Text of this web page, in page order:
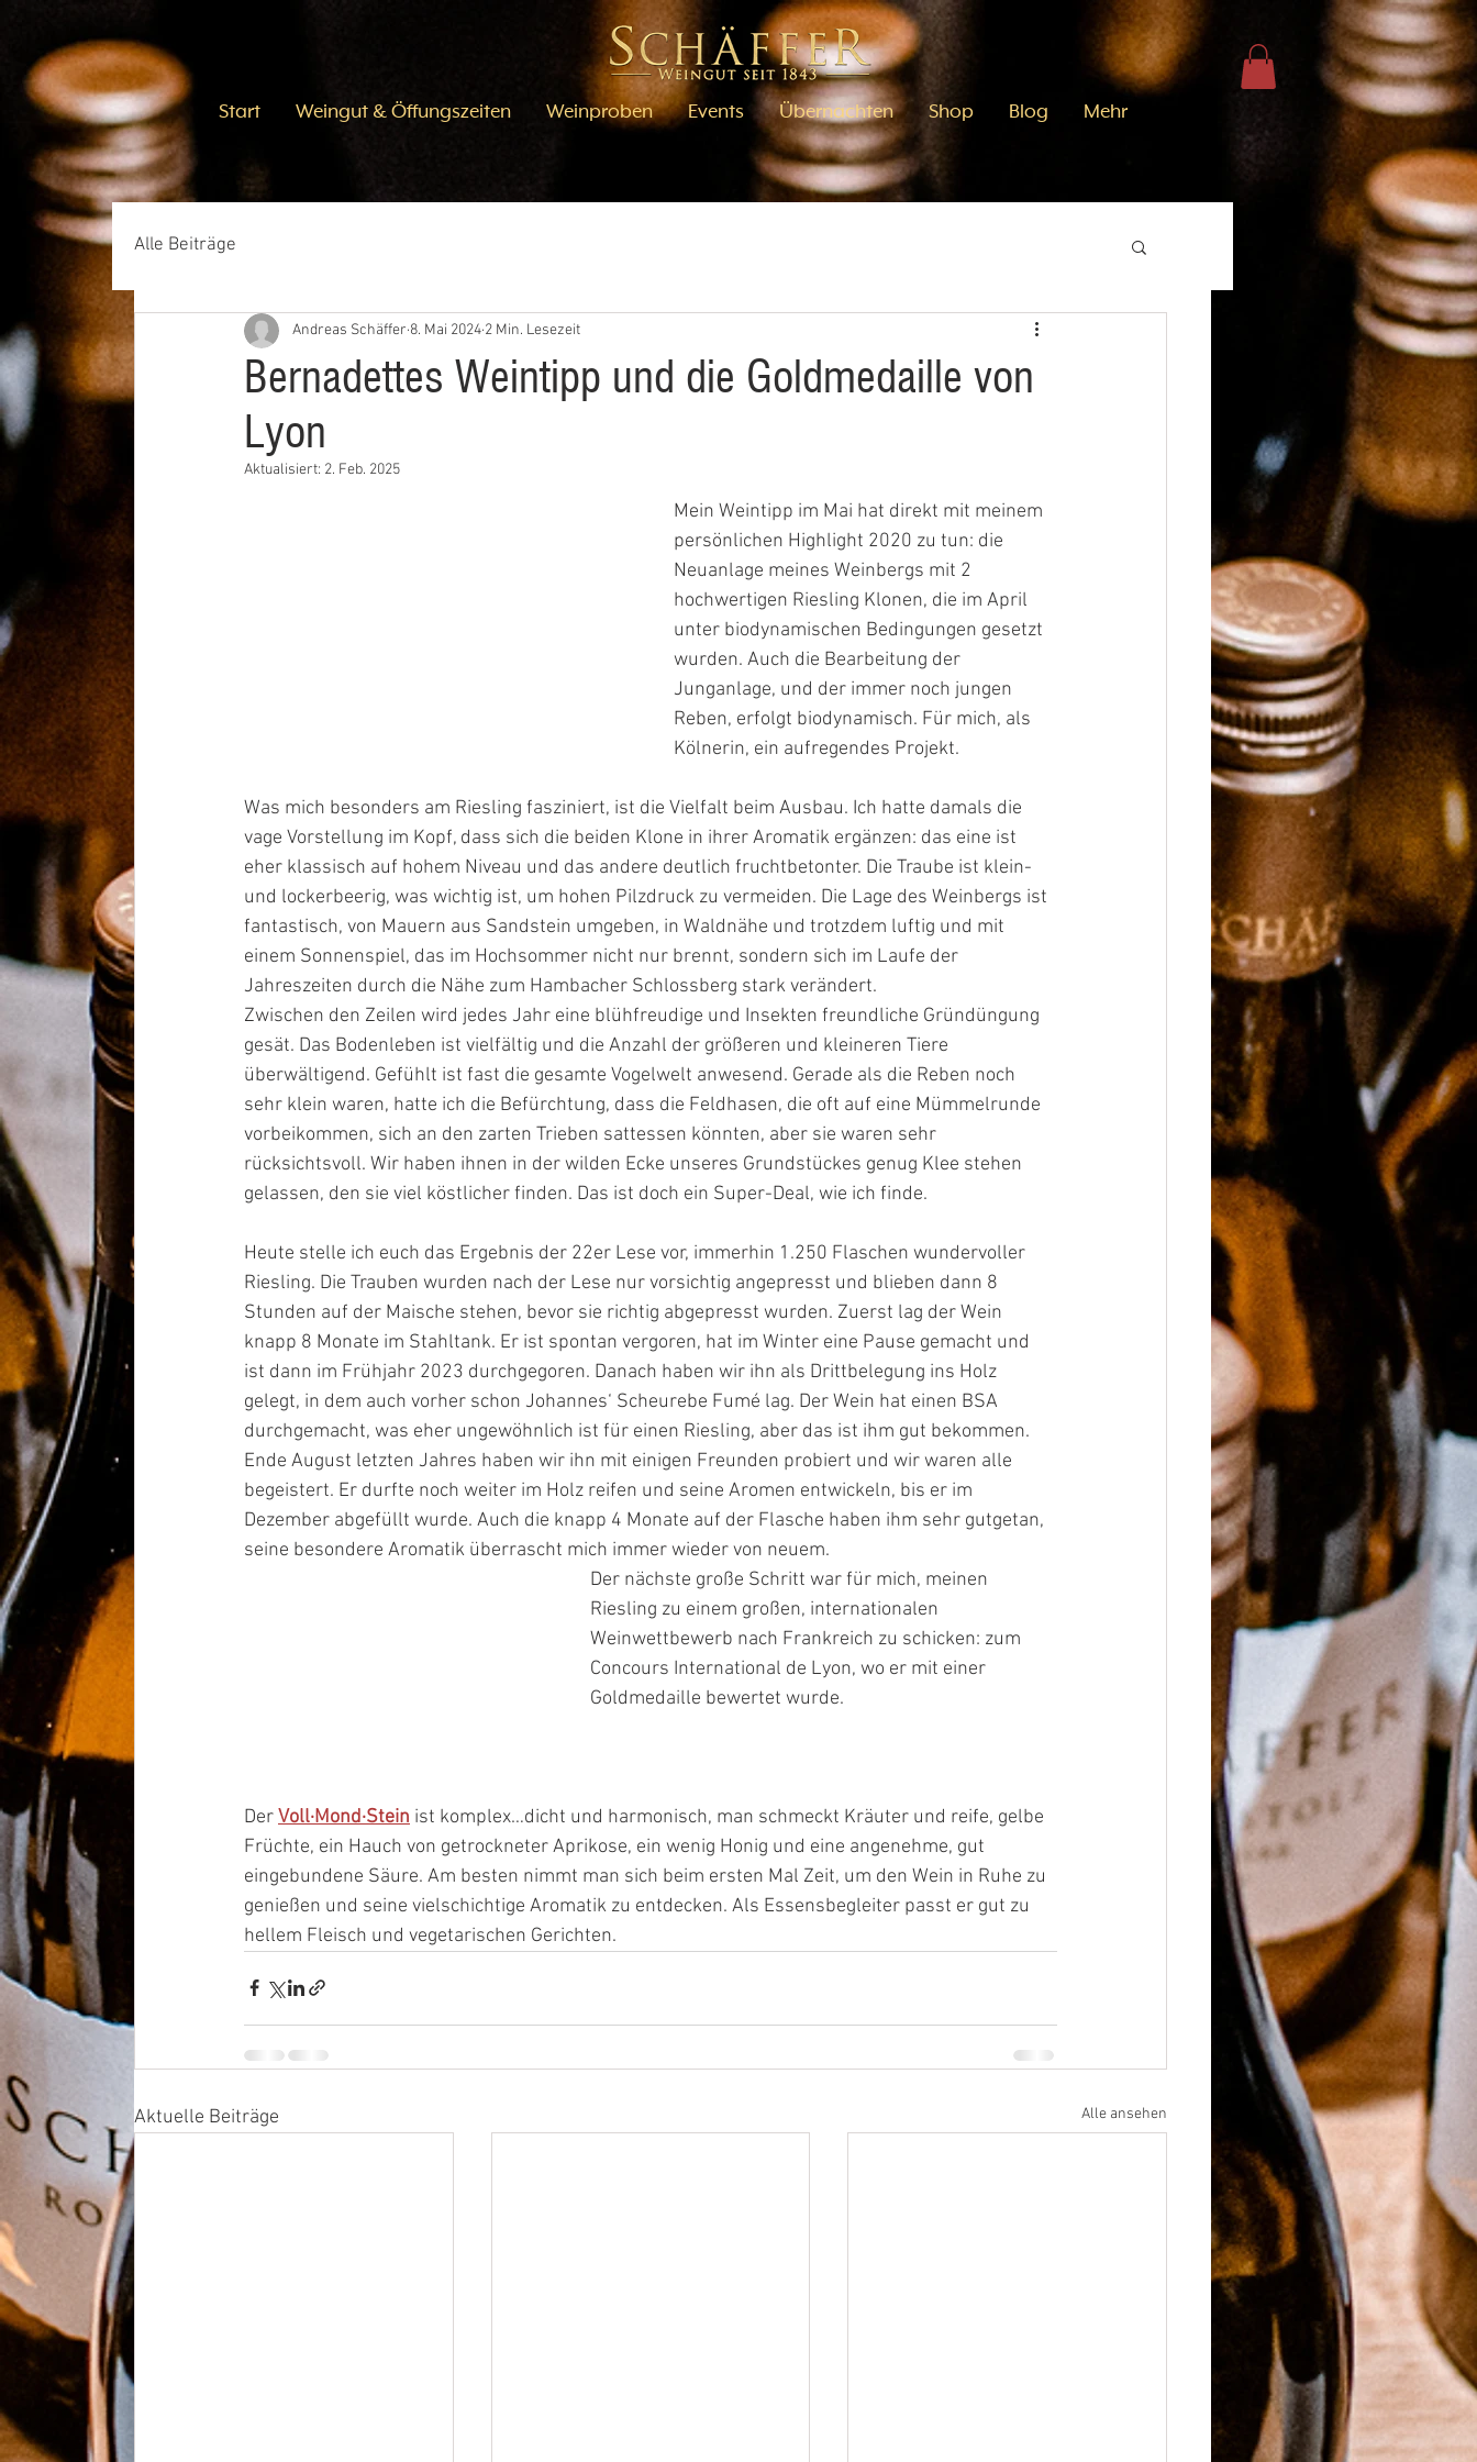
Start Weingut & Öffungszeiten Weinproben Events Übernachten Shop Blog Mehr
Alle Beiträge
Bernadettes Weintipp und die Goldmedaille von
Lyon
Andreas Schäffer 8. Mai 2024 2 Min. Lesezeit
Aktualisiert: 2. Feb. 2025
Mein Weintipp im Mai hat direkt mit meinem
persönlichen Highlight 2020 zu tun: die
Neuanlage meines Weinbergs mit 2
hochwertigen Riesling Klonen, die im April
unter biodynamischen Bedingungen gesetzt
wurden. Auch die Bearbeitung der
Junganlage, und der immer noch jungen
Reben, erfolgt biodynamisch. Für mich, als
Kölnerin, ein aufregendes Projekt.
Was mich besonders am Riesling fasziniert, ist die Vielfalt beim Ausbau. Ich hatte damals die
vage Vorstellung im Kopf, dass sich die beiden Klone in ihrer Aromatik ergänzen: das eine ist
eher klassisch auf hohem Niveau und das andere deutlich fruchtbetonter. Die Traube ist klein-
und lockerbeerig, was wichtig ist, um hohen Pilzdruck zu vermeiden. Die Lage des Weinbergs ist
fantastisch, von Mauern aus Sandstein umgeben, in Waldnähe und trotzdem luftig und mit
einem Sonnenspiel, das im Hochsommer nicht nur brennt, sondern sich im Laufe der
Jahreszeiten durch die Nähe zum Hambacher Schlossberg stark verändert.
Zwischen den Zeilen wird jedes Jahr eine blühfreudige und Insekten freundliche Gründüngung
gesät. Das Bodenleben ist vielfältig und die Anzahl der größeren und kleineren Tiere
überwältigend. Gefühlt ist fast die gesamte Vogelwelt anwesend. Gerade als die Reben noch
sehr klein waren, hatte ich die Befürchtung, dass die Feldhasen, die oft auf eine Mümmelrunde
vorbeikommen, sich an den zarten Trieben sattessen könnten, aber sie waren sehr
rücksichtsvoll. Wir haben ihnen in der wilden Ecke unseres Grundstückes genug Klee stehen
gelassen, den sie viel köstlicher finden. Das ist doch ein Super-Deal, wie ich finde.
Heute stelle ich euch das Ergebnis der 22er Lese vor, immerhin 1.250 Flaschen wundervoller
Riesling. Die Trauben wurden nach der Lese nur vorsichtig angepresst und blieben dann 8
Stunden auf der Maische stehen, bevor sie richtig abgepresst wurden. Zuerst lag der Wein
knapp 8 Monate im Stahltank. Er ist spontan vergoren, hat im Winter eine Pause gemacht und
ist dann im Frühjahr 2023 durchgegoren. Danach haben wir ihn als Drittbelegung ins Holz
gelegt, in dem auch vorher schon Johannes‘ Scheurebe Fumé lag. Der Wein hat einen BSA
durchgemacht, was eher ungewöhnlich ist für einen Riesling, aber das ist ihm gut bekommen.
Ende August letzten Jahres haben wir ihn mit einigen Freunden probiert und wir waren alle
begeistert. Er durfte noch weiter im Holz reifen und seine Aromen entwickeln, bis er im
Dezember abgefüllt wurde. Auch die knapp 4 Monate auf der Flasche haben ihm sehr gutgetan,
seine besondere Aromatik überrascht mich immer wieder von neuem.
Der nächste große Schritt war für mich, meinen
Riesling zu einem großen, internationalen
Weinwettbewerb nach Frankreich zu schicken: zum
Concours International de Lyon, wo er mit einer
Goldmedaille bewertet wurde.
Der Voll·Mond·Stein ist komplex…dicht und harmonisch, man schmeckt Kräuter und reife, gelbe
Früchte, ein Hauch von getrockneter Aprikose, ein wenig Honig und eine angenehme, gut
eingebundene Säure. Am besten nimmt man sich beim ersten Mal Zeit, um den Wein in Ruhe zu
genießen und seine vielschichtige Aromatik zu entdecken. Als Essensbegleiter passt er gut zu
hellem Fleisch und vegetarischen Gerichten.
Aktuelle Beiträge Alle ansehen